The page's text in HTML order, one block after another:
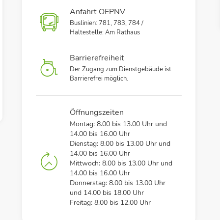
Anfahrt OEPNV
Buslinien: 781, 783, 784 /
Haltestelle: Am Rathaus
Barrierefreiheit
Der Zugang zum Dienstgebäude ist
Barrierefrei möglich.
Öffnungszeiten
Montag: 8.00 bis 13.00 Uhr und
14.00 bis 16.00 Uhr
Dienstag: 8.00 bis 13.00 Uhr und
14.00 bis 16.00 Uhr
Mittwoch: 8.00 bis 13.00 Uhr und
14.00 bis 16.00 Uhr
Donnerstag: 8.00 bis 13.00 Uhr
und 14.00 bis 18.00 Uhr
Freitag: 8.00 bis 12.00 Uhr